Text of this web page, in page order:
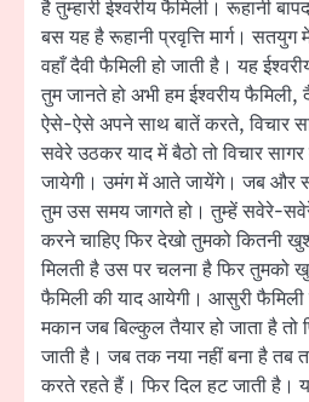
है तुम्हारी ईश्वरीय फैमिली। रूहानी
बस यह है रूहानी प्रवृत्ति मार्ग। सतयुग
वहाँ दैवी फैमिली हो जाती है। यह
तुम जानते हो अभी हम ईश्वरीय फैमिली,
ऐसे-ऐसे अपने साथ बातें करते, विचार
सवेरे उठकर याद में बैठो तो विचार
जायेगी। उमंग में आते जायेंगे। जब और
तुम उस समय जागते हो। तुम्हें सवेरे-
करने चाहिए फिर देखो तुमको कितनी
मिलती है उस पर चलना है फिर तुमको
फैमिली की याद आयेगी। आसुरी
मकान जब बिल्कुल तैयार हो जाता है
जाती है। जब तक नया नहीं बना है
करते रहते हैं। फिर दिल हट जाती है।